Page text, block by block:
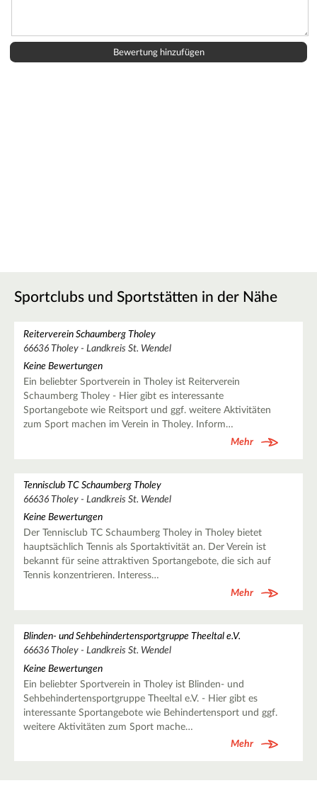
Sportclubs und Sportstätten in der Nähe
Reiterverein Schaumberg Tholey
66636 Tholey - Landkreis St. Wendel
Keine Bewertungen
Ein beliebter Sportverein in Tholey ist Reiterverein
Schaumberg Tholey - Hier gibt es interessante
Sportangebote wie Reitsport und ggf. weitere Aktivitäten
zum Sport machen im Verein in Tholey. Inform…
Mehr
Tennisclub TC Schaumberg Tholey
66636 Tholey - Landkreis St. Wendel
Keine Bewertungen
Der Tennisclub TC Schaumberg Tholey in Tholey bietet
hauptsächlich Tennis als Sportaktivität an. Der Verein ist
bekannt für seine attraktiven Sportangebote, die sich auf
Tennis konzentrieren. Interess…
Mehr
Blinden- und Sehbehindertensportgruppe Theeltal e.V.
66636 Tholey - Landkreis St. Wendel
Keine Bewertungen
Ein beliebter Sportverein in Tholey ist Blinden- und
Sehbehindertensportgruppe Theeltal e.V. - Hier gibt es
interessante Sportangebote wie Behindertensport und ggf.
weitere Aktivitäten zum Sport mache…
Mehr